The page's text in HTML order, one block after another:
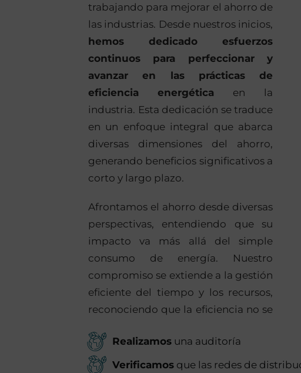
trabajando para mejorar el ahorro de
las industrias. Desde nuestros inicios,
hemos dedicado esfuerzos
continuos para perfeccionar y
avanzar en las prácticas de
eficiencia energética en la
industria. Esta dedicación se traduce
en un enfoque integral que abarca
diversas dimensiones del ahorro,
generando beneficios significativos a
corto y largo plazo.
Afrontamos el ahorro desde diversas
perspectivas, entendiendo que su
impacto va más allá del simple
consumo de energía. Nuestro
compromiso se extiende a la gestión
eficiente del tiempo y los recursos,
reconociendo que la eficiencia no se
Realizamosuna auditoría
Verificamosque las redes de